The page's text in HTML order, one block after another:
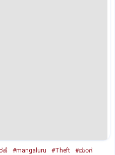
#mangaluru #Theft
#ಮಂಗ